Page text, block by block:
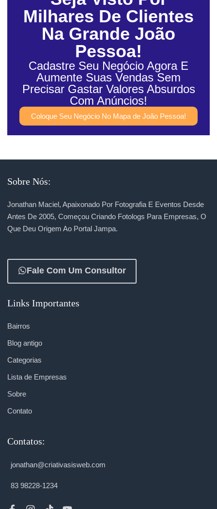
Milhares De Clientes
Na Grande João
Pessoa!
Cadastre Seu Negócio Agora E
Aumente Suas Vendas Sem
Precisar Gastar Valores Absurdos
Com Anúncios!
Coloque Seu Negócio No Mapa de João Pessoa!
Sobre Nós:
Jonathan Maciel, Apaixonado Por Fotografia E Eventos Desde
Antes De 2005, Começou Criando Fotologs Para Empresas, O
Que Deu Origem Ao Portal Jampa.
Fale Com Um Consultor
Links Importantes
Bairros
Blog antigo
Categorias
Lista de Empresas
Sobre
Contato
Contatos:
jonathan@criativasisweb.com
83 98228-1234